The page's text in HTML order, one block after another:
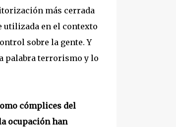
más cerrada
utilizada en el contexto
sobre la gente. Y
palabra terrorismo y lo
cómplices del
ocupación han